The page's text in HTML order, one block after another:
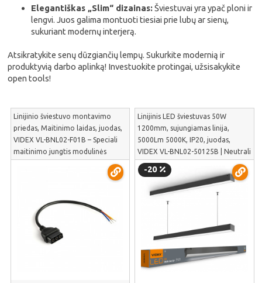
Elegantiškas „Slim“ dizainas:Šviestuvai yra ypač ploni ir
lengvi. Juos galima montuoti tiesiai prie lubų ar sienų,
sukuriant modernų interjerą.
Atsikratykite senų dūzgiančių lempų. Sukurkite modernią ir
produktyvią darbo aplinką! Investuokite protingai, užsisakykite
open tools!
Linijinio šviestuvo montavimo
priedas, Maitinimo laidas, juodas,
VIDEX VL-BNL02-F01B – Speciali
maitinimo jungtis modulinės
sistemos pajungimui | VL-BNL02-
Linijinis LED šviestuvas 50W
1200mm, sujungiamas linija,
5000Lm 5000K, IP20, juodas,
VIDEX VL-BNL02-50125B | Neutrali
balta šviesa – Masyvus juodo
aliuminio korpusas efektyviam
aušinimui | VL-BNL02-50125B
-20